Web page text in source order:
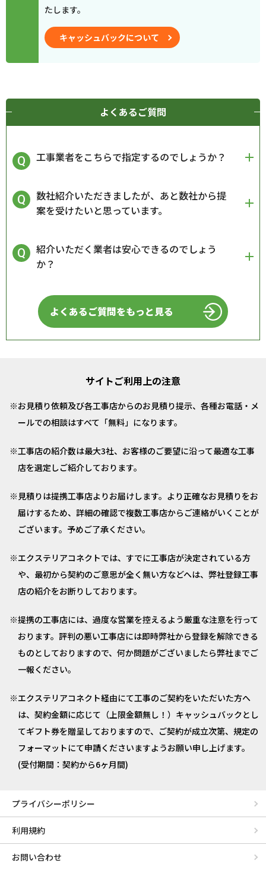
たします。
キャッシュバックについて
よくあるご質問
工事業者をこちらで指定するのでしょうか？
数社紹介いただきましたが、あと数社から提
案を受けたいと思っています。
紹介いただく業者は安心できるのでしょう
か？
よくあるご質問をもっと見る
サイトご利用上の注意
お見積り依頼及び各工事店からのお見積り提示、各種お電話・メ
ールでの相談はすべて「無料」になります。
工事店の紹介数は最大3社、お客様のご要望に沿って最適な工事
店を選定しご紹介しております。
見積りは提携工事店よりお届けします。より正確なお見積りをお
届けするため、詳細の確認で複数工事店からご連絡がいくことが
ございます。予めご了承ください。
エクステリアコネクトでは、すでに工事店が決定されている方
や、最初から契約のご意思が全く無い方などへは、弊社登録工事
店の紹介をお断りしております。
提携の工事店には、過度な営業を控えるよう厳重な注意を行って
おります。評判の悪い工事店には即時弊社から登録を解除できる
ものとしておりますので、何か問題がございましたら弊社までご
一報ください。
エクステリアコネクト経由にて工事のご契約をいただいた方へ
は、契約金額に応じて（上限金額無し！）キャッシュバックとし
てギフト券を贈呈しておりますので、ご契約が成立次第、規定の
フォーマットにて申請くださいますようお願い申し上げます。
(受付期間：契約から6ヶ月間)
プライバシーポリシー
利用規約
お問い合わせ